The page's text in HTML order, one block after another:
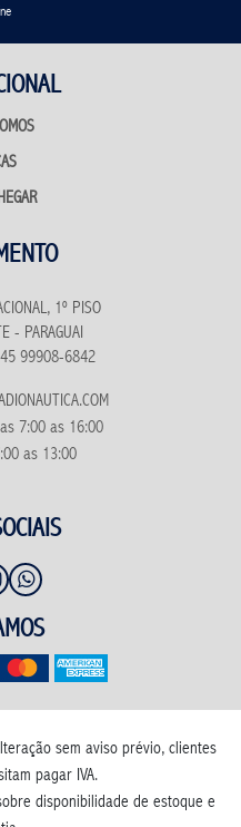
1º PISO
- PARAGUAI
45 99908-6842
7:00 as 16:00
as 13:00
sem aviso prévio, clientes
pagar IVA.
disponibilidade de estoque e